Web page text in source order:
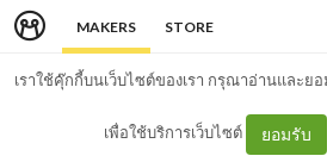
MAKERS STORE
เราใช้คุ๊กกี้บนเว็บไซต์ของเรา กรุณาอ่านและย
เพื่อใช้บริการเว็บไซต์ ยอมรับ